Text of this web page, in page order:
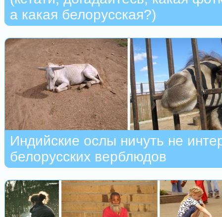
а какая белорусская?)
Индийские ослы ничуть не
белорусских верблюдов